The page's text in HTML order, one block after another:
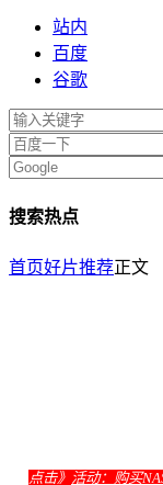
站内
百度
谷歌
搜索热点
首页好片推荐正文
点击》 活动：购买